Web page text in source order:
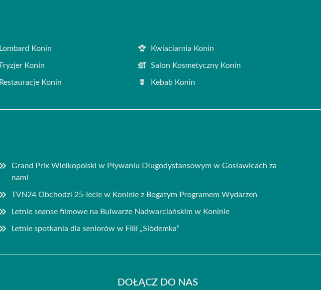
Lombard Konin Kwiaciarnia Konin
Fryzjer Konin Salon Kosmetyczny Konin
Restauracje Konin Kebab Konin
Grand Prix Wielkopolski w Pływaniu Długodystansowym w Gosławicach za
nami
TVN24 Obchodzi 25-lecie w Koninie z Bogatym Programem Wydarzeń
Letnie seanse filmowe na Bulwarze Nadwarciańskim w Koninie
Letnie spotkania dla seniorów w Filii „Siódemka”
DOŁĄCZ DO NAS